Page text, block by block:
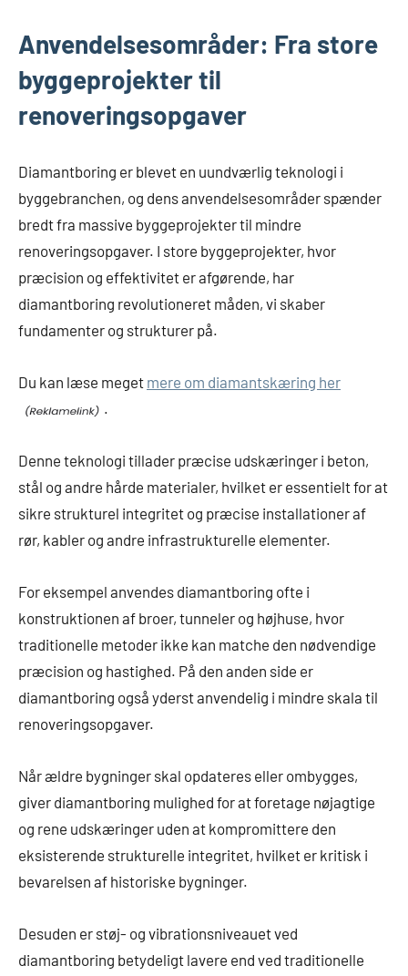
Anvendelsesområder: Fra store
byggeprojekter til
renoveringsopgaver
Diamantboring er blevet en uundværlig teknologi i
byggebranchen, og dens anvendelsesområder spænder
bredt fra massive byggeprojekter til mindre
renoveringsopgaver. I store byggeprojekter, hvor
præcision og effektivitet er afgørende, har
diamantboring revolutioneret måden, vi skaber
fundamenter og strukturer på.
Du kan læse meget mere om diamantskæring her
.
Denne teknologi tillader præcise udskæringer i beton,
stål og andre hårde materialer, hvilket er essentielt for at
sikre strukturel integritet og præcise installationer af
rør, kabler og andre infrastrukturelle elementer.
For eksempel anvendes diamantboring ofte i
konstruktionen af broer, tunneler og højhuse, hvor
traditionelle metoder ikke kan matche den nødvendige
præcision og hastighed. På den anden side er
diamantboring også yderst anvendelig i mindre skala til
renoveringsopgaver.
Når ældre bygninger skal opdateres eller ombygges,
giver diamantboring mulighed for at foretage nøjagtige
og rene udskæringer uden at kompromittere den
eksisterende strukturelle integritet, hvilket er kritisk i
bevarelsen af historiske bygninger.
Desuden er støj- og vibrationsniveauet ved
diamantboring betydeligt lavere end ved traditionelle